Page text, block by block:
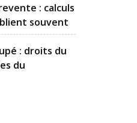
: calculs
souvent
: droits du
du